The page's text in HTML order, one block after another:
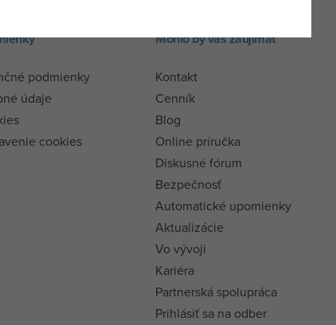
podmienky
údaje
cookies
Mohlo by vás zaujímať
Kontakt
Cenník
Blog
Online príručka
Diskusné fórum
Bezpečnosť
Automatické upomienky
Aktualizácie
Vo vývoji
Kariéra
Partnerská spolupráca
Prihlásiť sa na odber